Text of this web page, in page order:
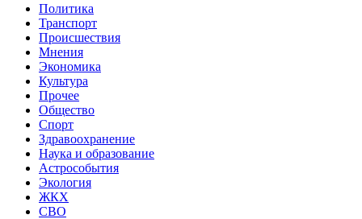
Политика
Транспорт
Происшествия
Мнения
Экономика
Культура
Прочее
Общество
Спорт
Здравоохранение
Наука и образование
Астрособытия
Экология
ЖКХ
СВО